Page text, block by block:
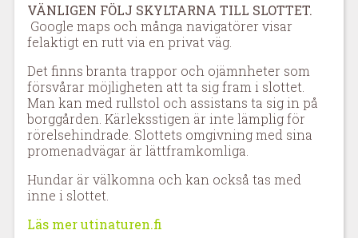
VÄNLIGEN FÖLJ SKYLTARNA TILL SLOTTET.
Google maps och många navigatörer visar
felaktigt en rutt via en privat väg.
Det finns branta trappor och ojämnheter som
försvårar möjligheten att ta sig fram i slottet.
Man kan med rullstol och assistans ta sig in på
borggården. Kärleksstigen är inte lämplig för
rörelsehindrade. Slottets omgivning med sina
promenadvägar är lättframkomliga.
Hundar är välkomna och kan också tas med
inne i slottet.
Läs mer utinaturen.fi